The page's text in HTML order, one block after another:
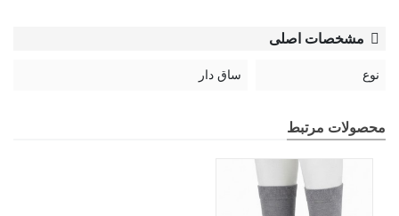
مشخصات اصلی
نوع ساق دار
محصولات مرتبط